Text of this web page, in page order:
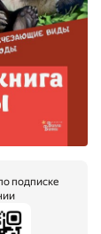
подписке